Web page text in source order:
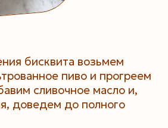
бисквита возьмем
пиво и прогреем
сливочное масло и,
доведем до полного